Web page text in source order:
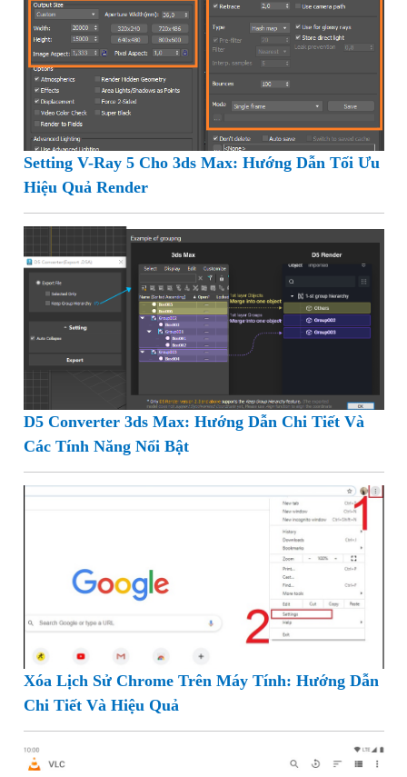
Setting V-Ray 5 Cho 3ds Max: Hướng Dẫn Tối Ưu
Hiệu Quả Render
D5 Converter 3ds Max: Hướng Dẫn Chi Tiết Và
Các Tính Năng Nổi Bật
Xóa Lịch Sử Chrome Trên Máy Tính: Hướng Dẫn
Chi Tiết Và Hiệu Quả